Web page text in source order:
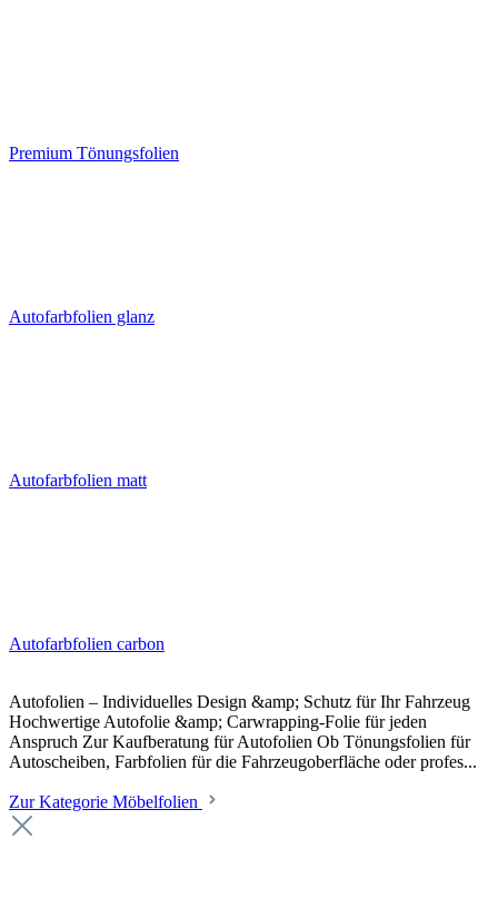
Premium Tönungsfolien
Autofarbfolien glanz
Autofarbfolien matt
Autofarbfolien carbon
Autofolien – Individuelles Design &amp; Schutz für Ihr Fahrzeug
Hochwertige Autofolie &amp; Carwrapping-Folie für jeden
Anspruch Zur Kaufberatung für Autofolien Ob Tönungsfolien für
Autoscheiben, Farbfolien für die Fahrzeugoberfläche oder profes...
Zur Kategorie Möbelfolien